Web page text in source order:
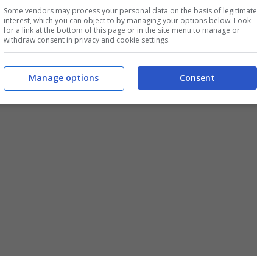
Some vendors may process your personal data on the basis of legitimate
interest, which you can object to by managing your options below. Look
for a link at the bottom of this page or in the site menu to manage or
withdraw consent in privacy and cookie settings.
Consent
Manage options